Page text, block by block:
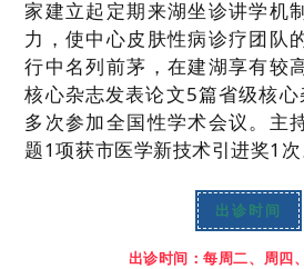
家建立起定期来湖坐诊讲学机
力，使中心皮肤性病诊疗团队
行中名列前茅，在建湖享有较
核心杂志发表论文5篇省级核心
多次参加全国性学术会议。主
题1项获市医学新技术引进奖1次
出诊时间
出诊时间：每周二、周四